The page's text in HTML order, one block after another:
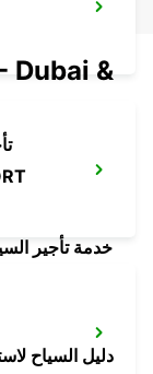
Dubai &
خدمة تأجير
دليل السياح